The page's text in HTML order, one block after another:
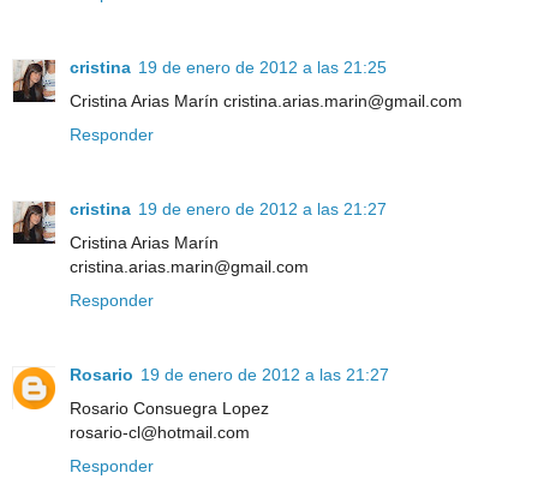
cristina 19 de enero de 2012 a las 21:25
Cristina Arias Marín cristina.arias.marin@gmail.com
Responder
cristina 19 de enero de 2012 a las 21:27
Cristina Arias Marín
cristina.arias.marin@gmail.com
Responder
Rosario 19 de enero de 2012 a las 21:27
Rosario Consuegra Lopez
rosario-cl@hotmail.com
Responder